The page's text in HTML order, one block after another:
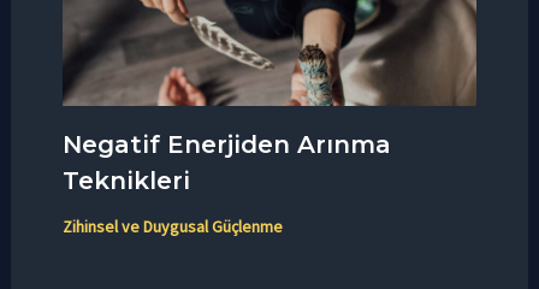
Negatif Enerjiden Arınma
Teknikleri
Zihinsel ve Duygusal Güçlenme